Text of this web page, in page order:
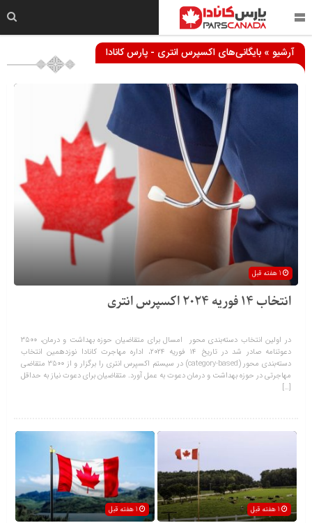
آرشیو » بایگانی‌های اکسپرس انتری - پارس کانادا
انتخاب 14 فوریه 2024 اکسپرس انتری
در اولین انتخاب دسته‌بندی محور امسال برای متقاضیان حوزه بهداشت و درمان، 3500
دعوتنامه صادر شد در تاریخ 14 فوریه ۲۰۲4، اداره مهاجرت کانادا نوزدهمین انتخاب
دسته‌بندی محور (category-based) در سیستم اکسپرس انتری را برگزار و از 3500 متقاضی
مهاجرتی در حوزه بهداشت و درمان دعوت به عمل آورد. متقاضیان برای دعوت نیاز به حداقل
[…]
1 هفته قبل